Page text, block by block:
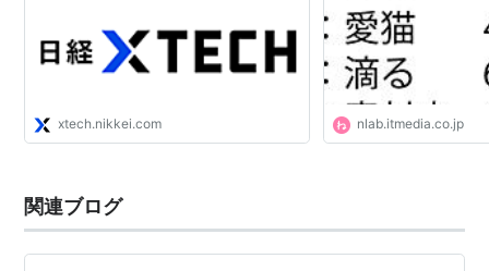
して告示された漢字の一覧。コンピュータで用いられる
漢字もこれに則って決定されている。
xtech.nikkei.com nlab.itmedia.co.jp
関連ブログ